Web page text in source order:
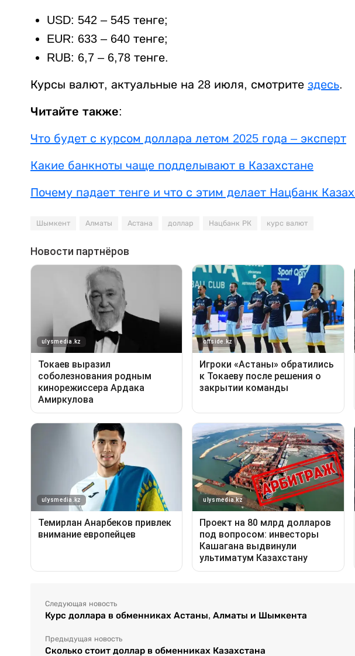
USD: 542 – 545 тенге;
EUR: 633 – 640 тенге;
RUB: 6,7 – 6,78 тенге.
Курсы валют, актуальные на 28 июля, смотрите здесь.
Читайте также:
Что будет с курсом доллара летом 2025 года – эксперт
Какие банкноты чаще подделывают в Казахстане
Почему падает тенге и что с этим делает Нацбанк
Шымкент Алматы Астана доллар Нацбанк РК курс валют
Следующая новость
Курс доллара в обменниках Астаны, Алматы и Шымкента
Предыдущая новость
Сколько стоит доллар в обменниках Казахстана